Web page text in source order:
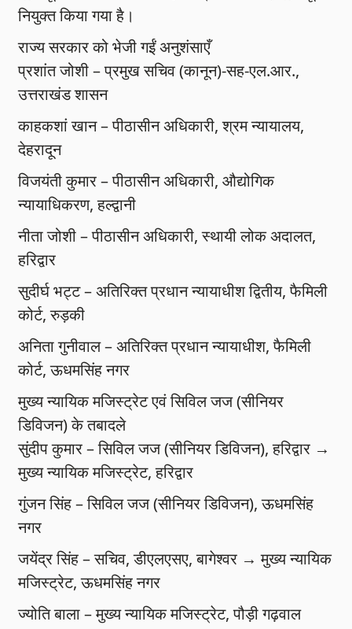
नियुक्त किया गया है।
राज्य सरकार को भेजी गईं अनुशंसाएँ
प्रशांत जोशी – प्रमुख सचिव (कानून)-सह-एल.आर.,
उत्तराखंड शासन
काहकशां खान – पीठासीन अधिकारी, श्रम न्यायालय,
देहरादून
विजयंती कुमार – पीठासीन अधिकारी, औद्योगिक
न्यायाधिकरण, हल्द्वानी
नीता जोशी – पीठासीन अधिकारी, स्थायी लोक अदालत,
हरिद्वार
सुदीर्घ भट्ट – अतिरिक्त प्रधान न्यायाधीश द्वितीय, फैमिली
कोर्ट, रुड़की
अनिता गुनीवाल – अतिरिक्त प्रधान न्यायाधीश, फैमिली
कोर्ट, ऊधमसिंह नगर
मुख्य न्यायिक मजिस्ट्रेट एवं सिविल जज (सीनियर
डिविजन) के तबादले
सुंदीप कुमार – सिविल जज (सीनियर डिविजन), हरिद्वार →
मुख्य न्यायिक मजिस्ट्रेट, हरिद्वार
गुंजन सिंह – सिविल जज (सीनियर डिविजन), ऊधमसिंह
नगर
जयेंद्र सिंह – सचिव, डीएलएसए, बागेश्वर → मुख्य न्यायिक
मजिस्ट्रेट, ऊधमसिंह नगर
ज्योति बाला – मुख्य न्यायिक मजिस्ट्रेट, पौड़ी गढ़वाल